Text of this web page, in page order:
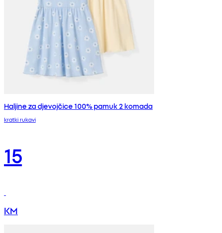
Haljine za djevojčice 100% pamuk 2 komada
kratki rukavi
15
KM